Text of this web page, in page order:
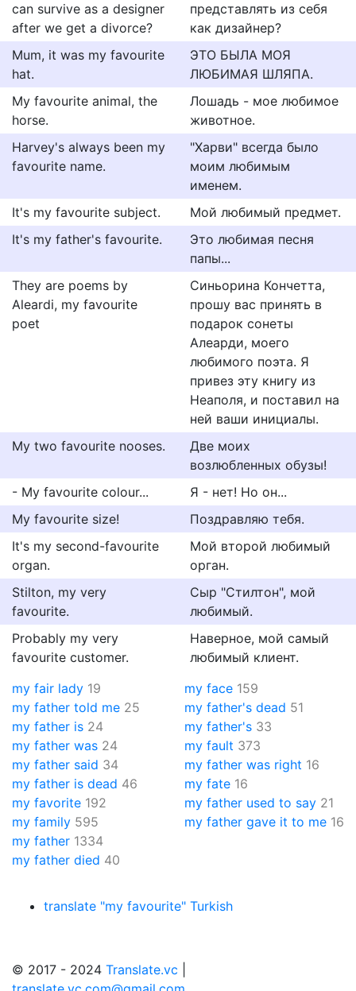
can survive as a designer
after we get a divorce?
представлять из себя
как дизайнер?
Mum, it was my favourite
hat.
ЭТО БЫЛА МОЯ
ЛЮБИМАЯ ШЛЯПА.
My favourite animal, the
horse.
Лошадь - мое любимое
животное.
Harvey's always been my
favourite name.
"Харви" всегда было
моим любимым
именем.
It's my favourite subject.
Мой любимый предмет.
It's my father's favourite.
Это любимая песня
папы...
They are poems by
Aleardi, my favourite
poet
Синьорина Кончетта,
прошу вас принять в
подарок сонеты
Алеарди, моего
любимого поэта. Я
привез эту книгу из
Неаполя, и поставил на
ней ваши инициалы.
My two favourite nooses.
Две моих
возлюбленных обузы!
- My favourite colour...
Я - нет! Но он...
My favourite size!
Поздравляю тебя.
It's my second-favourite
organ.
Мой второй любимый
орган.
Stilton, my very
favourite.
Сыр "Стилтон", мой
любимый.
Probably my very
favourite customer.
Наверное, мой самый
любимый клиент.
my fair lady 19
my father told me 25
my father is 24
my father was 24
my father said 34
my father is dead 46
my favorite 192
my family 595
my father 1334
my father died 40
my face 159
my father's dead 51
my father's 33
my fault 373
my father was right 16
my fate 16
my father used to say 21
my father gave it to me 16
translate "my favourite" Turkish
© 2017 - 2024 Translate.vc